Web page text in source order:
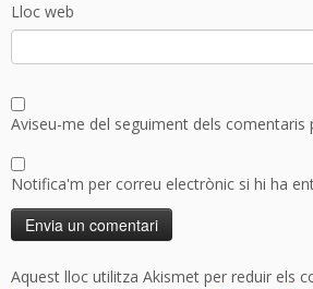
Lloc web
Aviseu-me del seguiment dels comentaris
Notifica'm per correu electrònic si hi ha
Aquest lloc utilitza Akismet per reduir els